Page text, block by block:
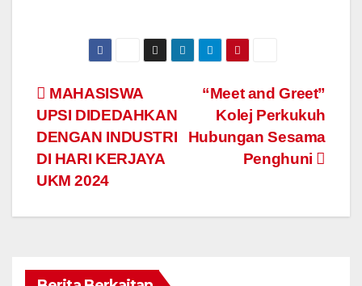
Navigasi
kiriman
“Meet and Greet”
Kolej Perkukuh
Hubungan Sesama
Penghuni
MAHASISWA
UPSI DIDEDAHKAN
DENGAN INDUSTRI
DI HARI KERJAYA
UKM 2024